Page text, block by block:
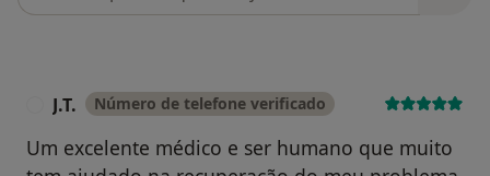
J.T. Número de telefone verificado
Um excelente médico e ser humano que muito